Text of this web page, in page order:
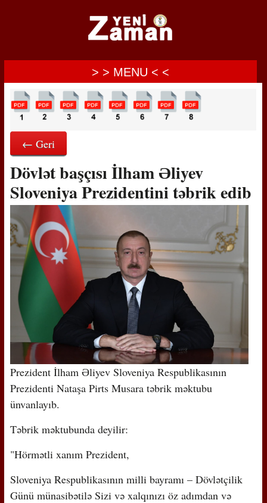
> > MENU < <
← Geri
Dövlət başçısı İlham Əliyev
Sloveniya Prezidentini təbrik edib
Prezident İlham Əliyev Sloveniya Respublikasının
Prezidenti Nataşa Pirts Musara təbrik məktubu
ünvanlayıb.
Təbrik məktubunda deyilir:
"Hörmətli xanım Prezident,
Sloveniya Respublikasının milli bayramı – Dövlətçilik
Günü münasibətilə Sizi və xalqınızı öz adımdan və